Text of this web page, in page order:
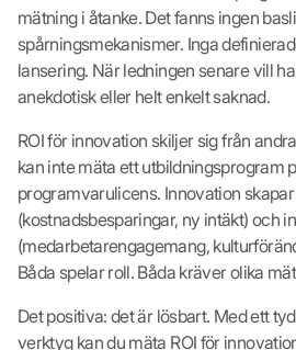
mätning i åtanke. Det fanns ingen
spårningsmekanismer. Inga
lansering. När ledningen senare vill
anekdotisk eller helt enkelt saknad.
ROI för innovation skiljer sig från
kan inte mäta ett utbildningsprogram
programvarulicens. Innovation
(kostnadsbesparingar, ny intäkt) och
(medarbetarengagemang,
Båda spelar roll. Båda kräver olika
Det positiva: det är lösbart. Med ett
verktyg kan du mäta ROI för